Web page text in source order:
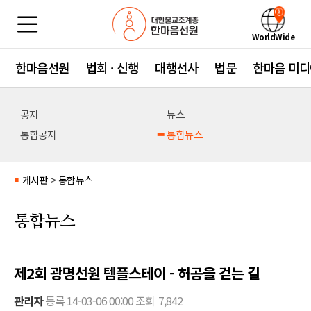
WorldWide
한마음선원 법회 · 신행 대행선사 법문 한마음 미
공지
뉴스
통합공지
통합뉴스
■ 게시판 > 통합뉴스
통합뉴스
제2회 광명선원 템플스테이 - 허공을 걷는 길
관리자등록14-03-06 00:00조회 7,842